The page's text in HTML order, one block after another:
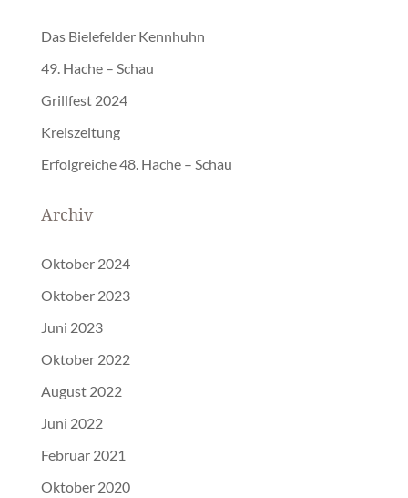
Das Bielefelder Kennhuhn
49. Hache – Schau
Grillfest 2024
Kreiszeitung
Erfolgreiche 48. Hache – Schau
Archiv
Oktober 2024
Oktober 2023
Juni 2023
Oktober 2022
August 2022
Juni 2022
Februar 2021
Oktober 2020